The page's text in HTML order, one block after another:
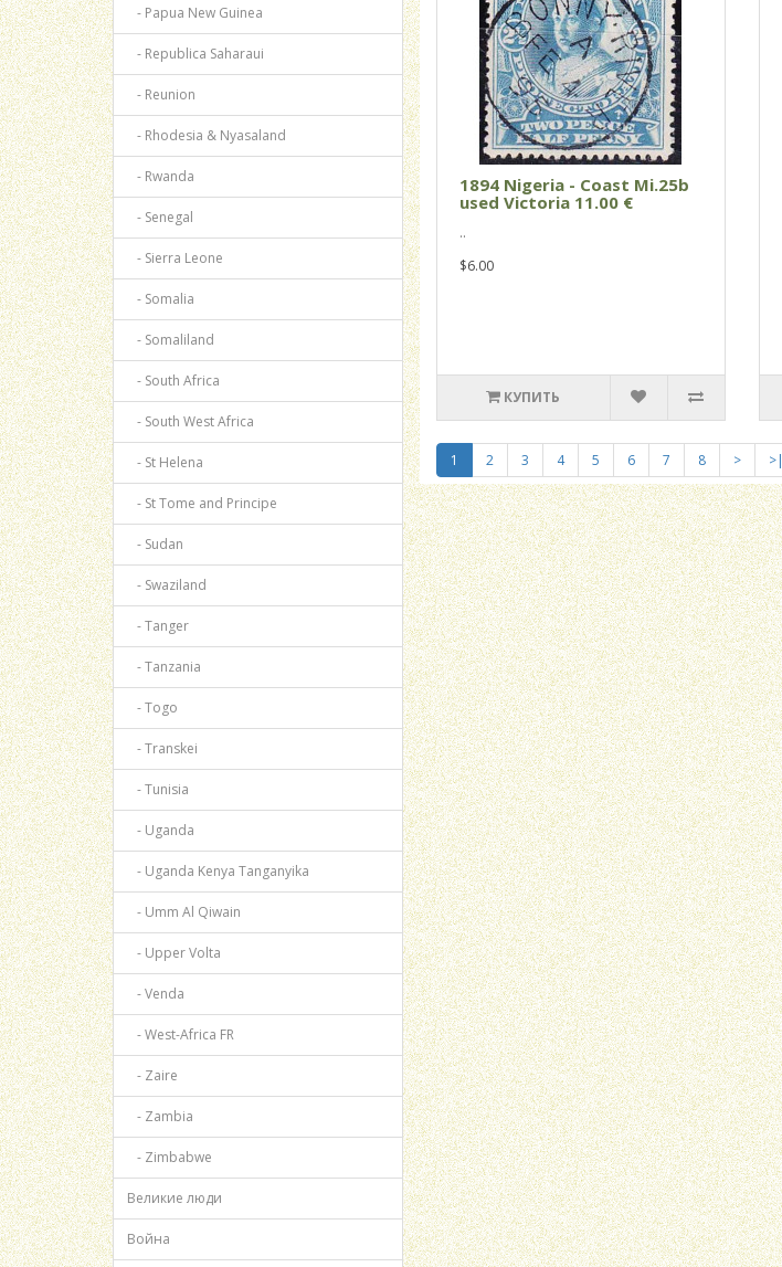
- Papua New Guinea
- Republica Saharaui
- Reunion
- Rhodesia & Nyasaland
- Rwanda
- Senegal
- Sierra Leone
- Somalia
- Somaliland
- South Africa
- South West Africa
- St Helena
- St Tome and Principe
- Sudan
- Swaziland
- Tanger
- Tanzania
- Togo
- Transkei
- Tunisia
- Uganda
- Uganda Kenya Tanganyika
- Umm Al Qiwain
- Upper Volta
- Venda
- West-Africa FR
- Zaire
- Zambia
- Zimbabwe
Великие люди
Война
1894 Nigeria - Coast Mi.25b
used Victoria 11.00 €
..
$6.00
КУПИТЬ
1 2 3 4 5 6 7 8 > >|